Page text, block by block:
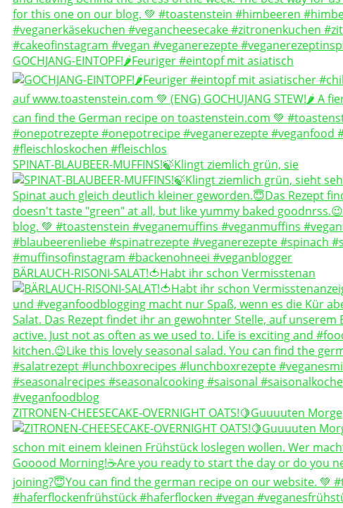
GOCHJANG-EINTOPF!🌶️Feuriger #eintopf mit asiatisch
SPINAT-BLAUBEER-MUFFINS!🍃Klingt ziemlich grün, sie
BÄRLAUCH-RISONI-SALAT!🍅Habt ihr schon Vermisstenan
ZITRONEN-CHEESECAKE-OVERNIGHT OATS!🍋Guuuuten Morge